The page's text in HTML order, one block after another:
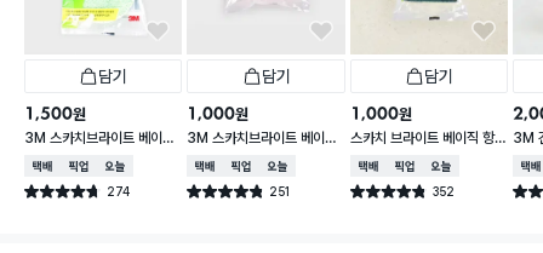
담기
1,500원
3M 스카치브라이트 베이직
셀룰로오스 망사 수세미
택배배송매장픽업오늘배송
별점 4.7점 274
건 작성
담기
1,000원
3M 스카치브라이트 베이직
3중 양면 고운 수세미 1개입
택배배송매장픽업오늘배송
별점 4.8점 251
건 작성
담기
1,000원
스카치 브라이트 베이직 항
균스펀지 다목적 수세미 1P
택배배송매장픽업오늘배송
별점 4.8점 352
건 작성
3M
택배
별점